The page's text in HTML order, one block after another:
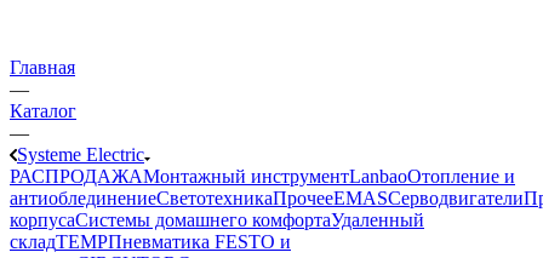
Главная
—
Каталог
—
Systeme Electric
РАСПРОДАЖАМонтажный инструментLanbaoОтопление и
антиоблединениеСветотехникаПрочееEMASCерводвигатели
корпусаСистемы домашнего комфортаУдаленный
складTEMPПневматика FESTO и